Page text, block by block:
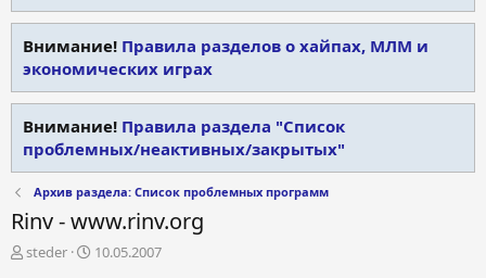
Внимание! Правила разделов о хайпах, МЛМ и
экономических играх
Внимание! Правила раздела "Список
проблемных/неактивных/закрытых"
Архив раздела: Список проблемных программ
Rinv - www.rinv.org
А
steder
Д
10.05.2007